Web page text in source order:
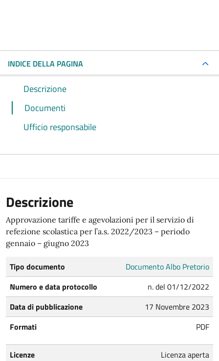
INDICE DELLA PAGINA
Descrizione
Documenti
Ufficio responsabile
Descrizione
Approvazione tariffe e agevolazioni per il servizio di
refezione scolastica per l’a.s. 2022/2023 – periodo
gennaio – giugno 2023
Tipo documento
Documento Albo Pretorio
Numero e data protocollo
n. del 01/12/2022
Data di pubblicazione
17 Novembre 2023
Formati
PDF
Licenze Licenza aperta